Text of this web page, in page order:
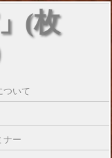
(枚
ついて
ナー